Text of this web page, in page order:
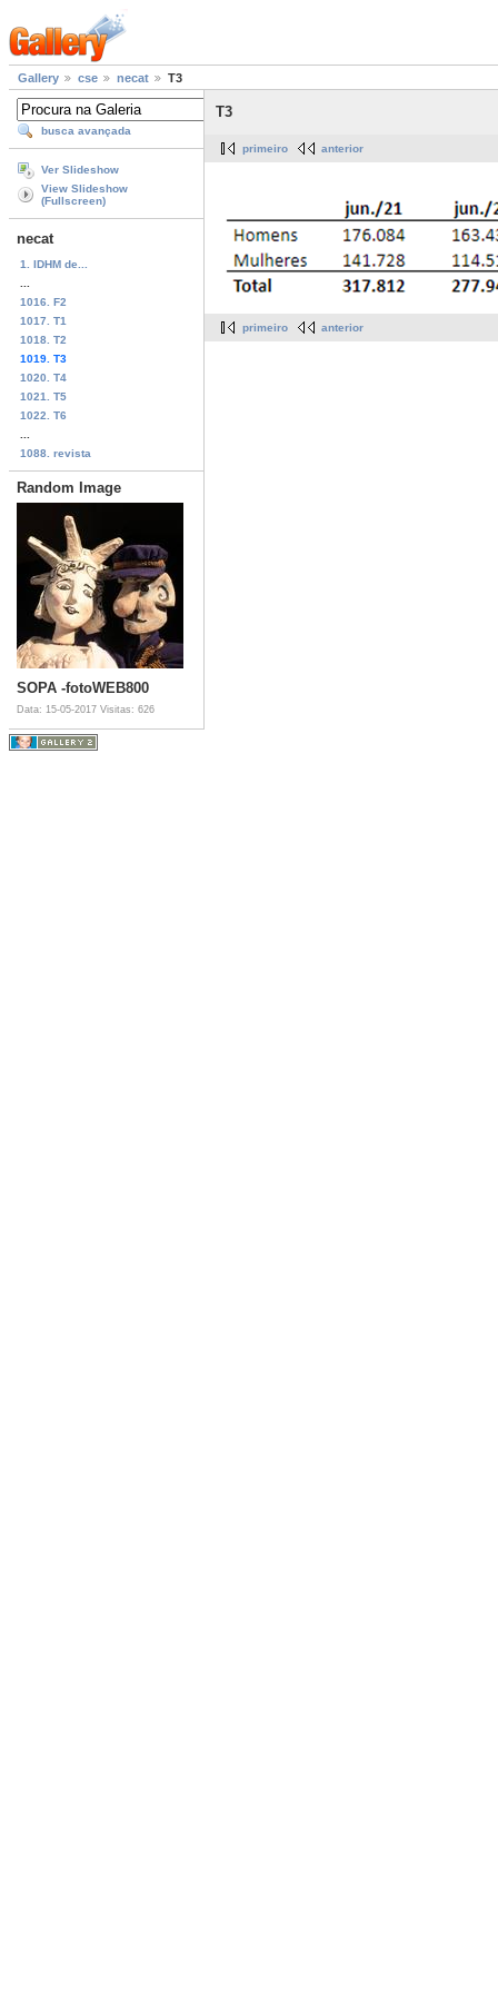
Gallery cse necat T3
busca avançada
Ver Slideshow
View Slideshow
(Fullscreen)
necat
1. IDHM de...
1016. F2
1017. T1
1018. T2
1019. T3
1020. T4
1021. T5
1022. T6
1088. revista
Random Image
SOPA -fotoWEB800
Data: 15-05-2017 Visitas: 626
T3
primeiro anterior
primeiro anterior